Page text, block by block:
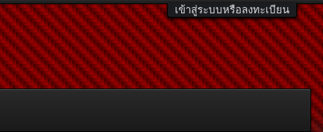
เข้าสู่ระบบหรือลงทะเบียน